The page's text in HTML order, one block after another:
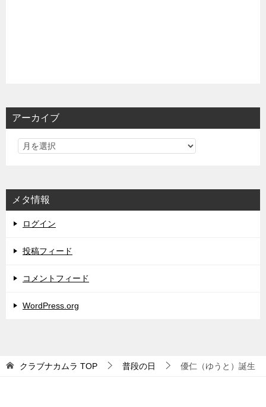
アーカイブ
メタ情報
ログイン
投稿フィード
コメントフィード
WordPress.org
クラブナカムラ TOP 普段の日 優仁（ゆうと）誕生